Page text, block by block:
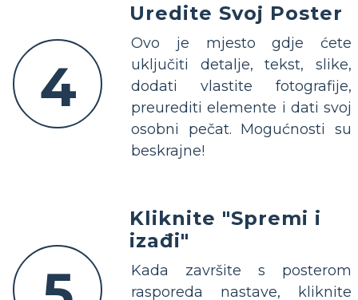
4
Uredite Svoj Poster
Ovo je mjesto gdje ćete
uključiti detalje, tekst, slike,
dodati vlastite fotografije,
preurediti elemente i dati svoj
osobni pečat. Mogućnosti su
beskrajne!
Kliknite "Spremi i
izađi"
Kada završite s posterom
rasporeda nastave, kliknite